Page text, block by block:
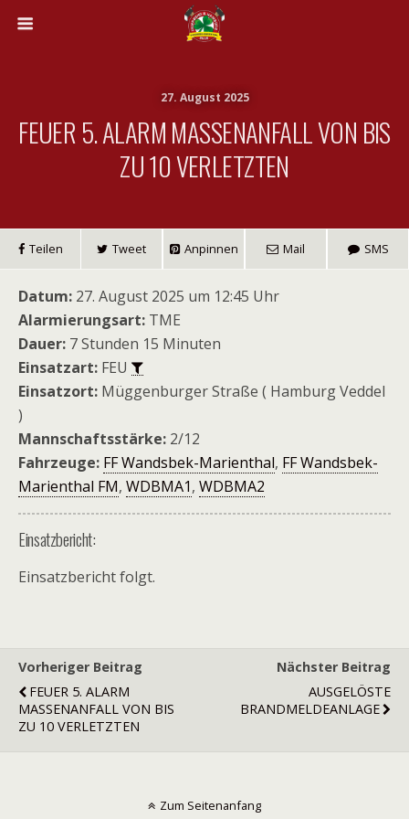
27. August 2025
FEUER 5. ALARM MASSENANFALL VON BIS
ZU 10 VERLETZTEN
Teilen Tweet Anpinnen Mail SMS
Datum: 27. August 2025 um 12:45 Uhr
Alarmierungsart: TME
Dauer: 7 Stunden 15 Minuten
Einsatzart: FEU
Einsatzort: Müggenburger Straße ( Hamburg Veddel
)
Mannschaftsstärke: 2/12
Fahrzeuge: FF Wandsbek-Marienthal, FF Wandsbek-
Marienthal FM, WDBMA1, WDBMA2
Einsatzbericht:
Einsatzbericht folgt.
Vorheriger Beitrag
FEUER 5. ALARM
MASSENANFALL VON BIS
ZU 10 VERLETZTEN
Nächster Beitrag
AUSGELÖSTE
BRANDMELDEANLAGE
Zum Seitenanfang